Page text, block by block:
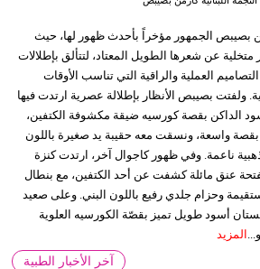
بصيبص الجمهور مؤخراً بأحدث ظهور لها، حيث
عن شعرها الطويل المعتاد، لتتألق بإطلالات
العملية والراقية التي تناسب الأوقات
ولفتت بصيبص الأنظار بإطلالة عصرية ارتدت فيها
الداكن بقصة كورسيه ضيقة مكشوفة الكتفين،
بقصة واسعة، ونسقت معه حقيبة يد صغيرة باللون
ناعمة. وفي ظهور كاجوال آخر، ارتدت كنزة
بفتحة عنق مائلة كشفت عن أحد الكتفين، مع بنطال
وحزام جلدي رفيع باللون البني. وعلى صعيد
أسود طويل تميز بقصّة الكورسيه العلوية
المزيد
آخر الأخبار الطبية